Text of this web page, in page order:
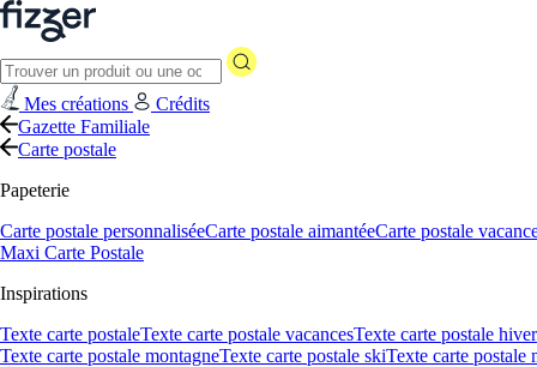
Mes créations
Crédits
Gazette Familiale
Carte postale
Papeterie
Carte postale personnaliséeCarte postale aimantéeCarte postale
Maxi Carte Postale
Inspirations
Texte carte postaleTexte carte postale vacancesTexte carte postale hiver
Texte carte postale montagneTexte carte postale skiTexte carte postale